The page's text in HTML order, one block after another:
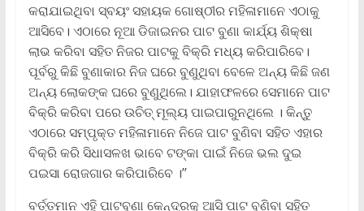
କରାଯାଇଥିବା ସ୍ବୟଂ ସହାୟକ ଗୋଷ୍ଠୀର ମହିଳାମାନେ ଏଠାକୁ
ଆସିବେ। ଏଠାରେ ନୂଆ ଡିଜାଇନର ପାଟ ବୁଣା କାର୍ଯ୍ୟ ଶିକ୍ଷା
ଲାଭ କରିବା ସହିତ ନିଜର ପାଟକୁ ବିକ୍ରି ମଧ୍ୟ କରିପାରିବେ।
ପୂର୍ବରୁ କିଛି ବୁଣାକାର ନିଜ ଘରେ ବୁଣୁଥିବା ବେଳେ ଅନ୍ୟ କିଛି ଜଣ
ଅନ୍ୟ ଲୋକଙ୍କ ଘରେ ବୁଣୁଥିଲେ। ଯାହାଫଳରେ ସେମାନେ ପାଟ
ବିକ୍ରି କରିବା ପରେ ଉଚିତ୍ ମୂଲ୍ୟ ପାଇପାରୁନଥିଲେ । କିନ୍ତୁ
ଏଠାରେ ସମ୍ପୃକ୍ତ ମହିଳାମାନେ ନିଜେ ପାଟ ବୁଣିବା ସହିତ ଏହାର
ବିକ୍ରି କରି ସିଧାସଳଖ ଭାବେ ଟଙ୍କା ପାଇଁ ନିଜେ ଭଲ ଦୁଇ
ପଇସା ରୋଜଗାର କରିପାରିବେ ।’’
ବର୍ତ୍ତମାନ ଏହି ପାଟବୁଣା କେନ୍ଦ୍ରକୁ ଆସି ପାଟ ବୁଣିବା ସହିତ